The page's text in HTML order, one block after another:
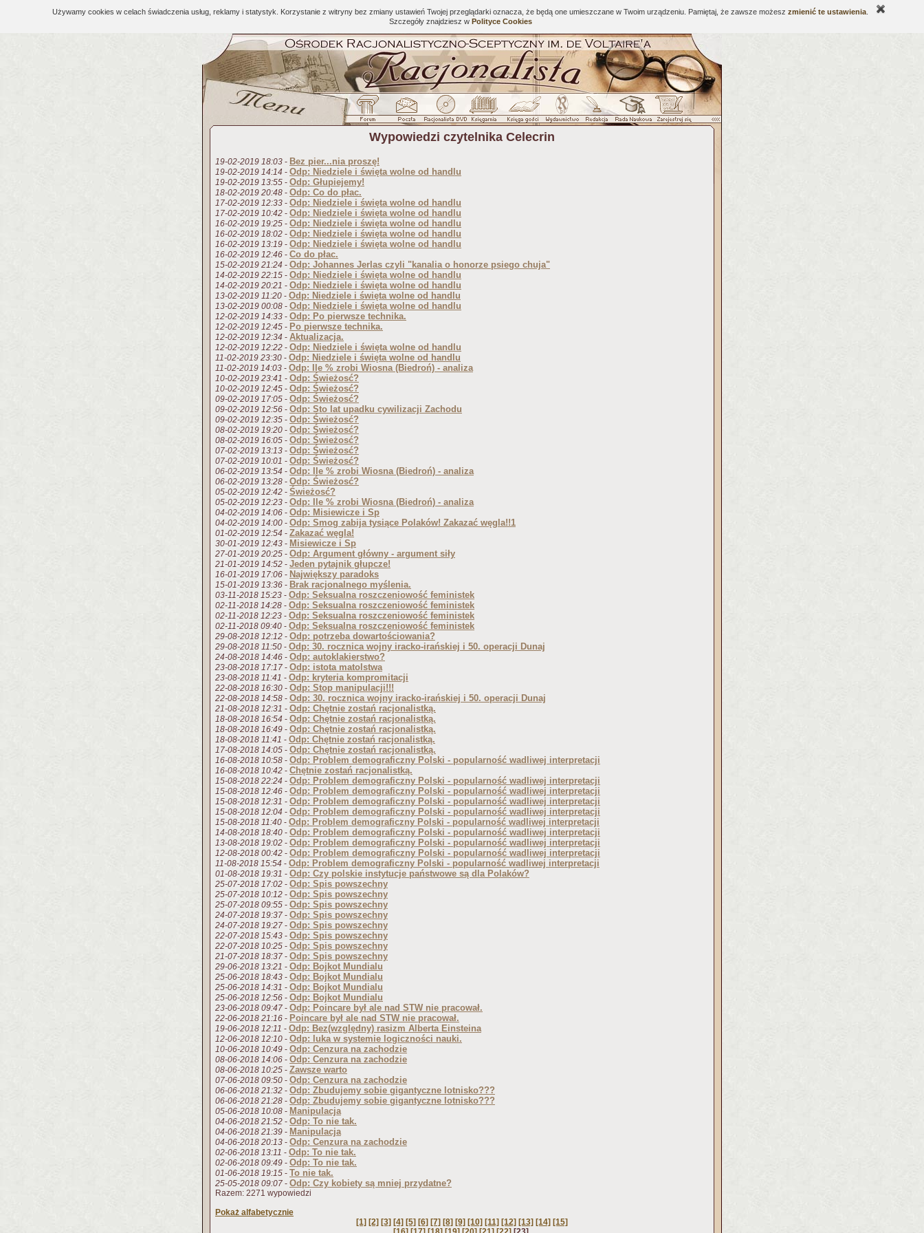
Używamy cookies w celach świadczenia usług, reklamy i statystyk. Korzystanie z witryny bez zmiany ustawień Twojej przeglądarki oznacza, że będą one umieszczane w Twoim urządzeniu. Pamiętaj, że zawsze możesz zmienić te ustawienia
Szczegóły znajdziesz w Polityce Cookies
Wypowiedzi czytelnika Celecrin
19-02-2019 18:03 - Bez pier...nia proszę!
19-02-2019 14:14 - Odp: Niedziele i święta wolne od handlu
19-02-2019 13:55 - Odp: Głupiejemy!
18-02-2019 20:48 - Odp: Co do płac.
17-02-2019 12:33 - Odp: Niedziele i święta wolne od handlu
17-02-2019 10:42 - Odp: Niedziele i święta wolne od handlu
16-02-2019 19:25 - Odp: Niedziele i święta wolne od handlu
16-02-2019 18:02 - Odp: Niedziele i święta wolne od handlu
16-02-2019 13:19 - Odp: Niedziele i święta wolne od handlu
16-02-2019 12:46 - Co do płac.
15-02-2019 21:24 - Odp: Johannes Jerlas czyli "kanalia o honorze psiego chuja"
14-02-2019 22:15 - Odp: Niedziele i święta wolne od handlu
14-02-2019 20:21 - Odp: Niedziele i święta wolne od handlu
13-02-2019 11:20 - Odp: Niedziele i święta wolne od handlu
13-02-2019 00:08 - Odp: Niedziele i święta wolne od handlu
12-02-2019 14:33 - Odp: Po pierwsze technika.
12-02-2019 12:45 - Po pierwsze technika.
12-02-2019 12:34 - Aktualizacja.
12-02-2019 12:22 - Odp: Niedziele i święta wolne od handlu
11-02-2019 23:30 - Odp: Niedziele i święta wolne od handlu
11-02-2019 14:03 - Odp: Ile % zrobi Wiosna (Biedroń) - analiza
10-02-2019 23:41 - Odp: Świeżosć?
10-02-2019 12:45 - Odp: Świeżosć?
09-02-2019 17:05 - Odp: Świeżosć?
09-02-2019 12:56 - Odp: Sto lat upadku cywilizacji Zachodu
09-02-2019 12:35 - Odp: Świeżosć?
08-02-2019 19:20 - Odp: Świeżosć?
08-02-2019 16:05 - Odp: Świeżosć?
07-02-2019 13:13 - Odp: Świeżosć?
07-02-2019 10:01 - Odp: Świeżosć?
06-02-2019 13:54 - Odp: Ile % zrobi Wiosna (Biedroń) - analiza
06-02-2019 13:28 - Odp: Świeżosć?
05-02-2019 12:42 - Świeżosć?
05-02-2019 12:23 - Odp: Ile % zrobi Wiosna (Biedroń) - analiza
04-02-2019 14:06 - Odp: Misiewicze i Sp
04-02-2019 14:00 - Odp: Smog zabija tysiące Polaków! Zakazać węgla!!1
01-02-2019 12:54 - Zakazać węgla!
30-01-2019 12:43 - Misiewicze i Sp
27-01-2019 20:25 - Odp: Argument główny - argument siły
21-01-2019 14:52 - Jeden pytajnik głupcze!
16-01-2019 17:06 - Największy paradoks
15-01-2019 13:36 - Brak racjonalnego myślenia.
03-11-2018 15:23 - Odp: Seksualna roszczeniowość feministek
02-11-2018 14:28 - Odp: Seksualna roszczeniowość feministek
02-11-2018 12:23 - Odp: Seksualna roszczeniowość feministek
02-11-2018 09:40 - Odp: Seksualna roszczeniowość feministek
29-08-2018 12:12 - Odp: potrzeba dowartościowania?
29-08-2018 11:50 - Odp: 30. rocznica wojny iracko-irańskiej i 50. operacji Dunaj
24-08-2018 14:46 - Odp: autoklakierstwo?
23-08-2018 17:17 - Odp: istota matolstwa
23-08-2018 11:41 - Odp: kryteria kompromitacji
22-08-2018 16:30 - Odp: Stop manipulacji!!!
22-08-2018 14:58 - Odp: 30. rocznica wojny iracko-irańskiej i 50. operacji Dunaj
21-08-2018 12:31 - Odp: Chętnie zostań racjonalistką.
18-08-2018 16:54 - Odp: Chętnie zostań racjonalistką.
18-08-2018 16:49 - Odp: Chętnie zostań racjonalistką.
18-08-2018 11:41 - Odp: Chętnie zostań racjonalistką.
17-08-2018 14:05 - Odp: Chętnie zostań racjonalistką.
16-08-2018 10:58 - Odp: Problem demograficzny Polski - popularność wadliwej interpretacji
16-08-2018 10:42 - Chętnie zostań racjonalistką.
15-08-2018 22:24 - Odp: Problem demograficzny Polski - popularność wadliwej interpretacji
15-08-2018 12:46 - Odp: Problem demograficzny Polski - popularność wadliwej interpretacji
15-08-2018 12:31 - Odp: Problem demograficzny Polski - popularność wadliwej interpretacji
15-08-2018 12:04 - Odp: Problem demograficzny Polski - popularność wadliwej interpretacji
15-08-2018 11:40 - Odp: Problem demograficzny Polski - popularność wadliwej interpretacji
14-08-2018 18:40 - Odp: Problem demograficzny Polski - popularność wadliwej interpretacji
13-08-2018 19:02 - Odp: Problem demograficzny Polski - popularność wadliwej interpretacji
12-08-2018 00:42 - Odp: Problem demograficzny Polski - popularność wadliwej interpretacji
11-08-2018 15:54 - Odp: Problem demograficzny Polski - popularność wadliwej interpretacji
01-08-2018 19:31 - Odp: Czy polskie instytucje państwowe są dla Polaków?
25-07-2018 17:02 - Odp: Spis powszechny
25-07-2018 10:12 - Odp: Spis powszechny
25-07-2018 09:55 - Odp: Spis powszechny
24-07-2018 19:37 - Odp: Spis powszechny
24-07-2018 19:27 - Odp: Spis powszechny
22-07-2018 15:43 - Odp: Spis powszechny
22-07-2018 10:25 - Odp: Spis powszechny
21-07-2018 18:37 - Odp: Spis powszechny
29-06-2018 13:21 - Odp: Bojkot Mundialu
25-06-2018 18:43 - Odp: Bojkot Mundialu
25-06-2018 14:31 - Odp: Bojkot Mundialu
25-06-2018 12:56 - Odp: Bojkot Mundialu
23-06-2018 09:47 - Odp: Poincare był ale nad STW nie pracował.
22-06-2018 21:16 - Poincare był ale nad STW nie pracował.
19-06-2018 12:11 - Odp: Bez(względny) rasizm Alberta Einsteina
12-06-2018 12:10 - Odp: luka w systemie logiczności nauki.
10-06-2018 10:49 - Odp: Cenzura na zachodzie
08-06-2018 14:06 - Odp: Cenzura na zachodzie
08-06-2018 10:25 - Zawsze warto
07-06-2018 09:50 - Odp: Cenzura na zachodzie
06-06-2018 21:32 - Odp: Zbudujemy sobie gigantyczne lotnisko???
06-06-2018 21:28 - Odp: Zbudujemy sobie gigantyczne lotnisko???
05-06-2018 10:08 - Manipulacja
04-06-2018 21:52 - Odp: To nie tak.
04-06-2018 21:39 - Manipulacja
04-06-2018 20:13 - Odp: Cenzura na zachodzie
02-06-2018 13:11 - Odp: To nie tak.
02-06-2018 09:49 - Odp: To nie tak.
01-06-2018 19:15 - To nie tak.
25-05-2018 09:07 - Odp: Czy kobiety są mniej przydatne?
Razem: 2271 wypowiedzi
Pokaż alfabetycznie
[1] [2] [3] [4] [5] [6] [7] [8] [9] [10] [11] [12] [13] [14] [15]